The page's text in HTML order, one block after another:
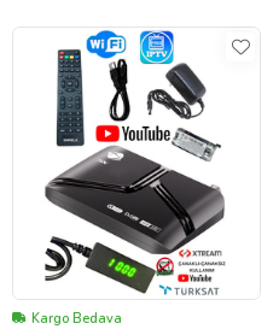
Kargo Bedava